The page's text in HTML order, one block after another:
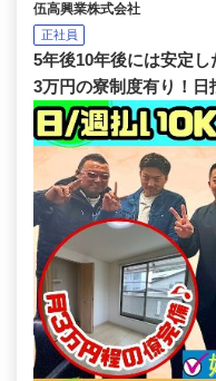
伍高興業株式会社
正社員
5年後10年後には安定
3万円の寮制度有り！日